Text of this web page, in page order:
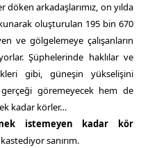
arkadaşlarımız, on yılda
oluşturulan 195 bin 670
ve gölgelemeye çalışanların
Şüphelerinde haklılar ve
gibi, güneşin yükselişini
göremeyecek hem de
kadar körler…
istemeyen kadar kör
sanırım.